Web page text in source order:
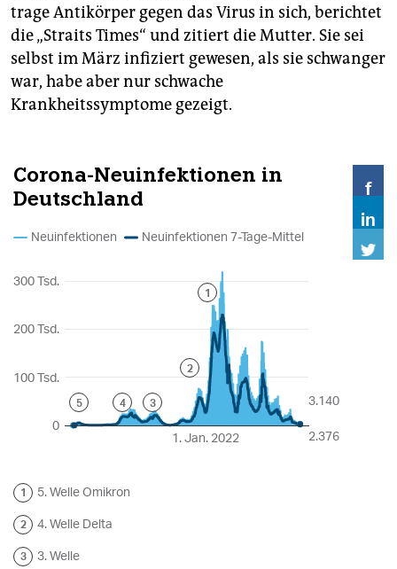
trage Antikörper gegen das Virus in sich, berichtet
die „Straits Times“ und zitiert die Mutter. Sie sei
selbst im März infiziert gewesen, als sie schwanger
war, habe aber nur schwache
Krankheitssymptome gezeigt.